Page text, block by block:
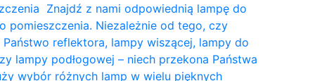
Znajdź z nami odpowiednią lampę do
pomieszczenia. Niezależnie od tego, czy
Państwo reflektora, lampy wiszącej, lampy do
lampy podłogowej – niech przekona Państwa
wybór różnych lamp w wielu pięknych